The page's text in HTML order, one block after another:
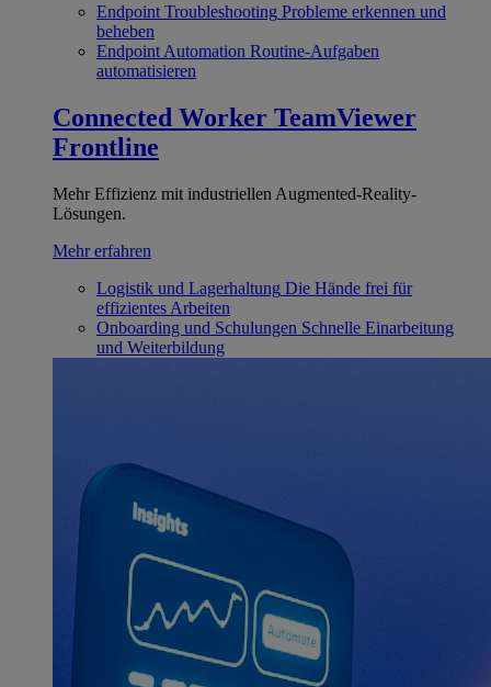
Endpoint Troubleshooting Probleme erkennen und
beheben
Endpoint Automation Routine-Aufgaben
automatisieren
Connected Worker TeamViewer
Frontline
Mehr Effizienz mit industriellen Augmented-Reality-
Lösungen.
Mehr erfahren
Logistik und Lagerhaltung Die Hände frei für
effizientes Arbeiten
Onboarding und Schulungen Schnelle Einarbeitung
und Weiterbildung